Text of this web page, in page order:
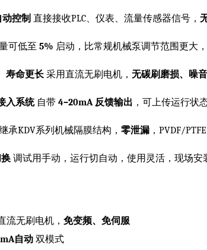
控制 直接接收PLC、仪表、流量传感器信号，
可低至5% 启动，比常规机械泵调节范围更大
寿命更长 采用直流无刷电机，无碳刷磨损、噪
入系统自带4–20mA 反馈输出 ，可上传运行状
承KDV系列机械隔膜结构，零泄漏 ，PVDF/
调试用手动，运行切自动，使用灵活，现场安
流无刷电机，免变频、免伺服
自动 双模式